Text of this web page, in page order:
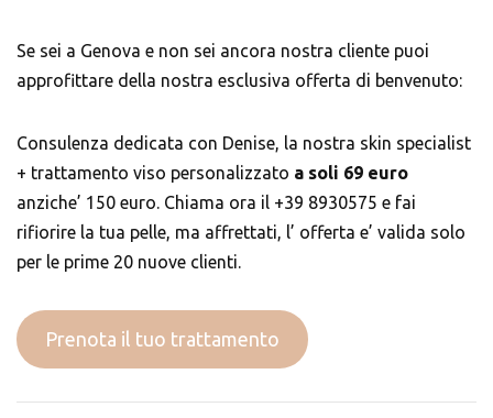
Se sei a Genova e non sei ancora nostra cliente puoi
approfittare della nostra esclusiva offerta di benvenuto:
Consulenza dedicata con Denise, la nostra skin specialist
+ trattamento viso personalizzato a soli 69 euro
anziche’ 150 euro. Chiama ora il +39 8930575 e fai
rifiorire la tua pelle, ma affrettati, l’ offerta e’ valida solo
per le prime 20 nuove clienti.
Prenota il tuo trattamento